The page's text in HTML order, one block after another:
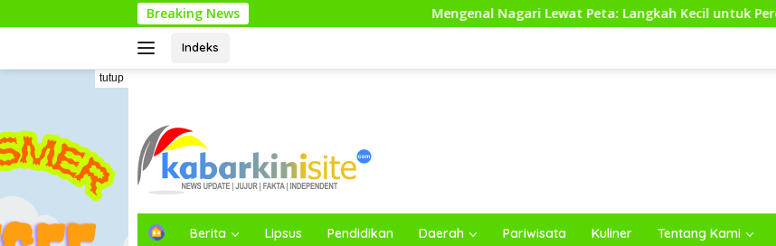
ke
Breaking News Mengenal Nagari Lewat Peta: Langkah Kecil untuk Perencanaan
Indeks
tutup
H
Berita Lipsus Pendidikan Daerah Pariwisata Kuliner Tentang Kami